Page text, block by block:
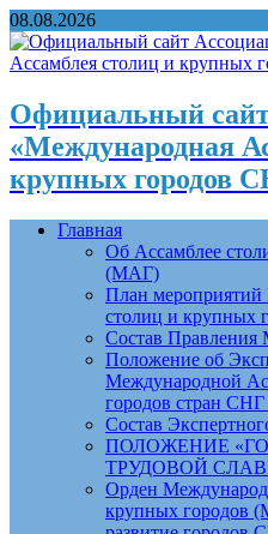
08.08.2026
Официальный
«Международная
крупных городов
Главная
Об Ассамблее
(МАГ)
План
столиц и крупных
Состав
Положение об
Международной
городов стран
Состав
ПОЛОЖЕНИЕ
ТРУДОВОЙ
Орден
крупных городов